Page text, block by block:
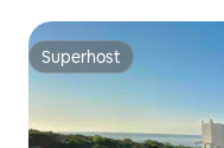
Superhost
Superhost